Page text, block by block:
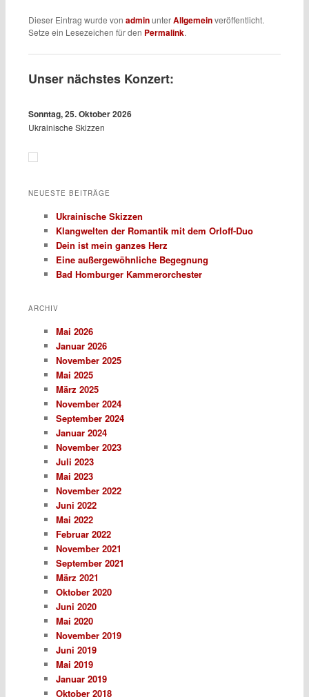
Dieser Eintrag wurde von adminunterAllgemeinveröffentlicht.
Setze ein Lesezeichen für den Permalink.
Unser nächstes Konzert:
Sonntag, 25. Oktober 2026
Ukrainische Skizzen
NEUESTE BEITRÄGE
Ukrainische Skizzen
Klangwelten der Romantik mit dem Orloff-Duo
Dein ist mein ganzes Herz
Eine außergewöhnliche Begegnung
Bad Homburger Kammerorchester
ARCHIV
Mai 2026
Januar 2026
November 2025
Mai 2025
März 2025
November 2024
September 2024
Januar 2024
November 2023
Juli 2023
Mai 2023
November 2022
Juni 2022
Mai 2022
Februar 2022
November 2021
September 2021
März 2021
Oktober 2020
Juni 2020
Mai 2020
November 2019
Juni 2019
Mai 2019
Januar 2019
Oktober 2018